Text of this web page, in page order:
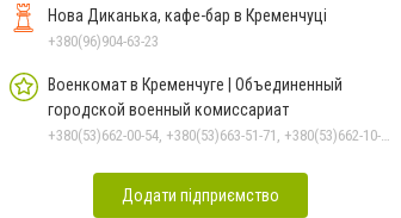
Нова Диканька, кафе-бар в Кременчуці
+380(96)904-63-23
Военкомат в Кременчуге | Объединенный
городской военный комиссариат
+380(53)662-00-54, +380(53)663-51-71, +380(53)662-10-35
Додати підприємство